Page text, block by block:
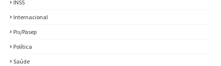
INSS
Internacional
Pis/Pasep
Política
Saúde